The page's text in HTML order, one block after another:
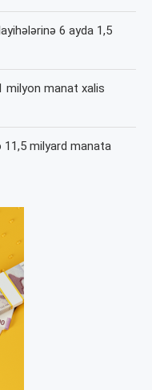
6 ayda 1,5
milyon manat xalis
milyard manata